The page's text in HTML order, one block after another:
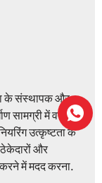
के संस्थापक और
में वर्षों की
उत्कृष्टता के
ठेकेदारों और
में मदद करना.